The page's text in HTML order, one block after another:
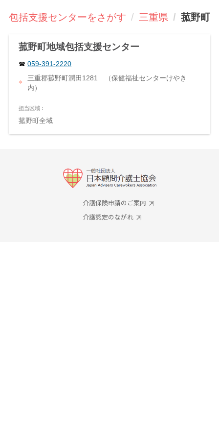
包括支援センターをさがす 三重県 菰野町
菰野町地域包括支援センター
059-391-2220
三重郡菰野町潤田1281 （保健福祉センターけやき
内）
担当区域 :
菰野町全域
介護保険申請のご案内
介護認定のながれ